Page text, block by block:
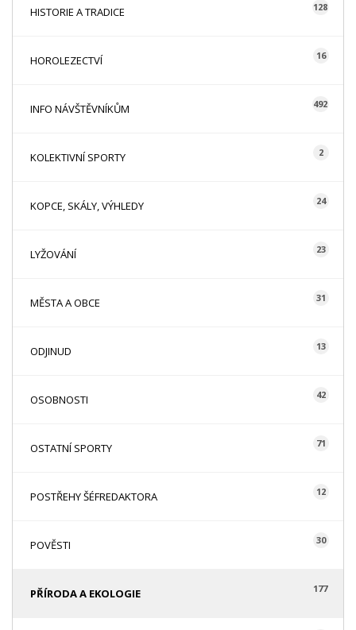
HISTORIE A TRADICE 128
HOROLEZECTVÍ 16
INFO NÁVŠTĚVNÍKŮM 492
KOLEKTIVNÍ SPORTY 2
KOPCE, SKÁLY, VÝHLEDY 24
LYŽOVÁNÍ 23
MĚSTA A OBCE 31
ODJINUD 13
OSOBNOSTI 42
OSTATNÍ SPORTY 71
POSTŘEHY ŠÉFREDAKTORA 12
POVĚSTI 30
PŘÍRODA A EKOLOGIE 177